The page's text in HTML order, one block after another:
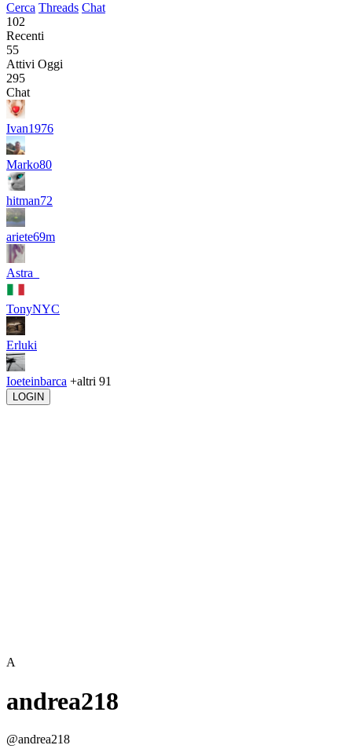
Cerca Threads Chat
102
Recenti
55
Attivi Oggi
295
Chat
Ivan1976
Marko80
hitman72
ariete69m
Astra_
TonyNYC
Erluki
Ioeteinbarca +altri 91
LOGIN
A
andrea218
@andrea218